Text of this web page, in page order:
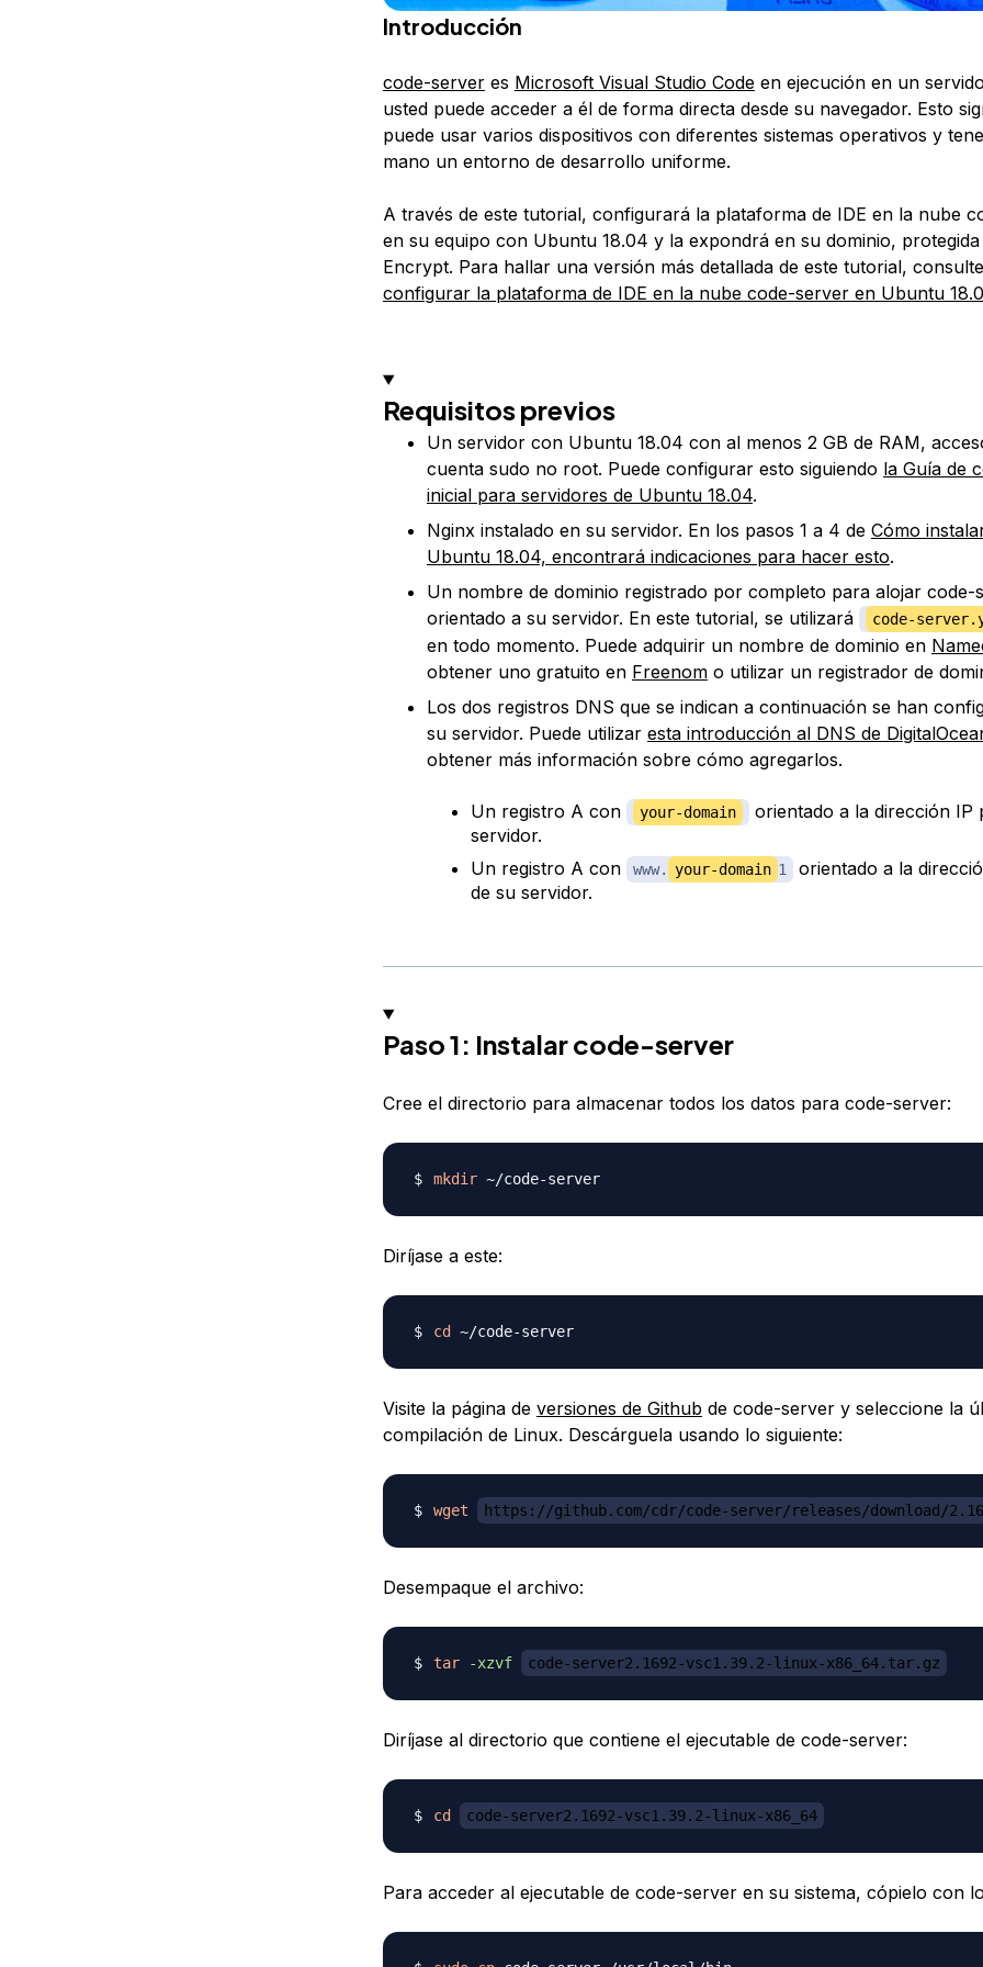
Introducción
code-serveres Microsoft Visual Studio Codeen ejecución en un
usted puede acceder a él de forma directa desde su navegador. Esto
puede usar varios dispositivos con diferentes sistemas operativos y
mano un entorno de desarrollo uniforme.
A través de este tutorial, configurará la plataforma de IDE en la nube
en su equipo con Ubuntu 18.04 y la expondrá en su dominio, protegida
Encrypt. Para hallar una versión más detallada de este tutorial, consulte
configurar la plataforma de IDE en la nube code-server en Ubuntu
Requisitos previos
Un servidor con Ubuntu 18.04 con al menos 2 GB de RAM,
cuenta sudo no root. Puede configurar esto siguiendo la Guía de
inicial para servidores de Ubuntu 18.04.
Nginx instalado en su servidor. En los pasos 1 a 4 de Cómo
Ubuntu 18.04, encontrará indicaciones para hacer esto.
Un nombre de dominio registrado por completo para alojar code-
orientado a su servidor. En este tutorial, se utilizará
code-
en todo momento. Puede adquirir un nombre de dominio en
obtener uno gratuito en Freenomo utilizar un registrador de
Los dos registros DNS que se indican a continuación se han
su servidor. Puede utilizar esta introducción al DNS de
obtener más información sobre cómo agregarlos.
Un registro A con your-domain
orientado a la dirección IP
servidor.
Un registro A con
www. your-domain ​​​1​​​
orientado a la
de su servidor.
Paso 1: Instalar code-server
Cree el directorio para almacenar todos los datos para code-server:
mkdir ~/code-server
Diríjase a este:
cd ~/code-server
Visite la página de versiones de Github de code-server y seleccione la
compilación de Linux. Descárguela usando lo siguiente:
wget https://github.com/cdr/code-server/releases/download/
Desempaque el archivo:
tar -xzvf code-server2.1692-vsc1.39.2-linux-x86_64.tar.gz
Diríjase al directorio que contiene el ejecutable de code-server:
cd code-server2.1692-vsc1.39.2-linux-x86_64
Para acceder al ejecutable de code-server en su sistema, cópielo con